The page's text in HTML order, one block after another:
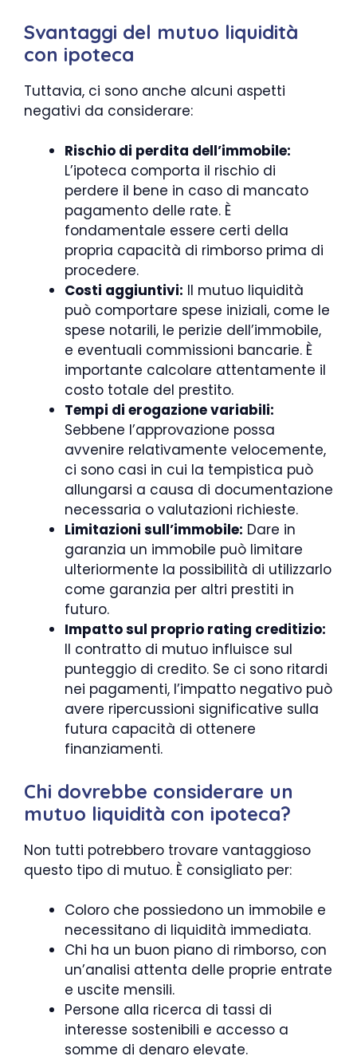
Svantaggi del mutuo liquidità
con ipoteca
Tuttavia, ci sono anche alcuni aspetti
negativi da considerare:
Rischio di perdita dell’immobile:
L’ipoteca comporta il rischio di
perdere il bene in caso di mancato
pagamento delle rate. È
fondamentale essere certi della
propria capacità di rimborso prima di
procedere.
Costi aggiuntivi: Il mutuo liquidità
può comportare spese iniziali, come le
spese notarili, le perizie dell’immobile,
e eventuali commissioni bancarie. È
importante calcolare attentamente il
costo totale del prestito.
Tempi di erogazione variabili:
Sebbene l’approvazione possa
avvenire relativamente velocemente,
ci sono casi in cui la tempistica può
allungarsi a causa di documentazione
necessaria o valutazioni richieste.
Limitazioni sull’immobile: Dare in
garanzia un immobile può limitare
ulteriormente la possibilità di utilizzarlo
come garanzia per altri prestiti in
futuro.
Impatto sul proprio rating creditizio:
Il contratto di mutuo influisce sul
punteggio di credito. Se ci sono ritardi
nei pagamenti, l’impatto negativo può
avere ripercussioni significative sulla
futura capacità di ottenere
finanziamenti.
Chi dovrebbe considerare un
mutuo liquidità con ipoteca?
Non tutti potrebbero trovare vantaggioso
questo tipo di mutuo. È consigliato per:
Coloro che possiedono un immobile e
necessitano di liquidità immediata.
Chi ha un buon piano di rimborso, con
un’analisi attenta delle proprie entrate
e uscite mensili.
Persone alla ricerca di tassi di
interesse sostenibili e accesso a
somme di denaro elevate.